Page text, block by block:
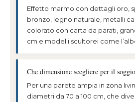
Effetto marmo con dettagli oro,
bronzo, legno naturale, metalli
colorato con carta da parati,
cm e modelli scultorei come
Che dimensione scegliere per il
Per una parete ampia in zona
diametri da 70 a 100 cm, che